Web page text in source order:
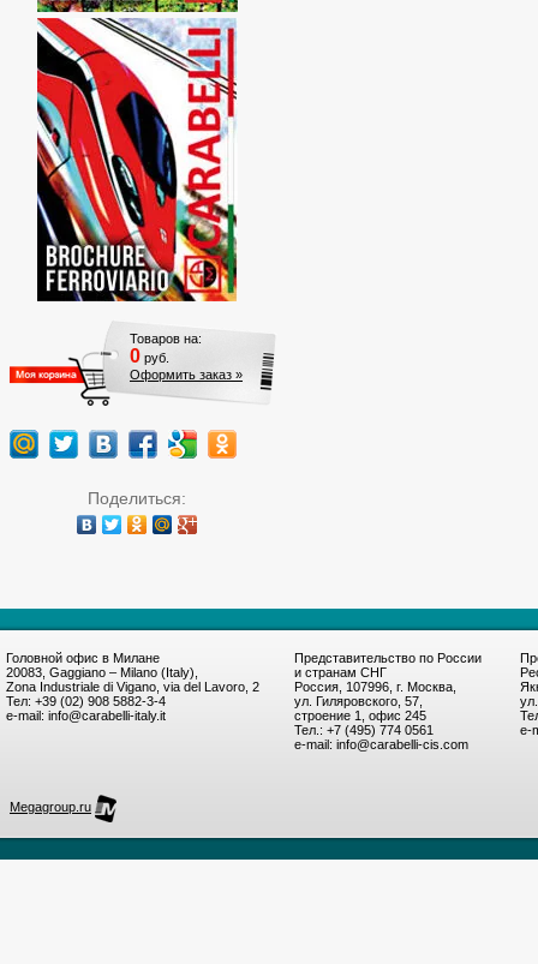
Товаров на:
0 руб.
Оформить заказ »
Поделиться:
Megagroup.ru
Головной офис в Милане
20083, Gaggiano – Milano (Italy),
Zona Industriale di Vigano, via del Lavoro, 2
Тел: +39 (02) 908 5882-3-4
e-mail: info@carabelli-italy.it
Представительство по России
и странам СНГ
Россия, 107996, г. Москва,
ул. Гиляровского, 57,
строение 1, офис 245
Тел.: +7 (495) 774 0561
e-mail: info@carabelli-cis.com
e-